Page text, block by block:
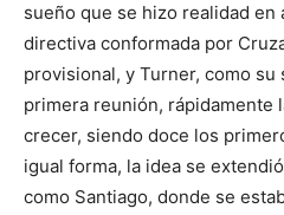
sueño que se hizo realidad en
directiva conformada por
provisional, y Turner, como
primera reunión, rápidamente
crecer, siendo doce los
igual forma, la idea se
como Santiago, donde se